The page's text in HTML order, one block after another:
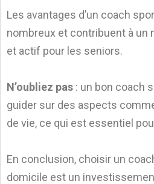
Les avantages d’un coach
nombreux et contribuent à un
et actif pour les seniors.
N’oubliez pas : un bon coach
guider sur des aspects
de vie, ce qui est essentiel
En conclusion, choisir un
domicile est un